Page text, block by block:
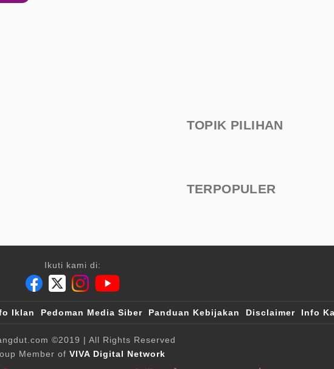
TOPIK PILIHAN
TERPOPULER
Ikuti kami di:
Iklan Pedoman Media Siber Panduan Kebijakan Disclaimer Info
©2019 | All Rights Reserved
Member of VIVA Digital Network